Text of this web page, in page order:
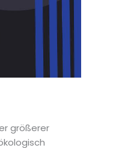
größerer